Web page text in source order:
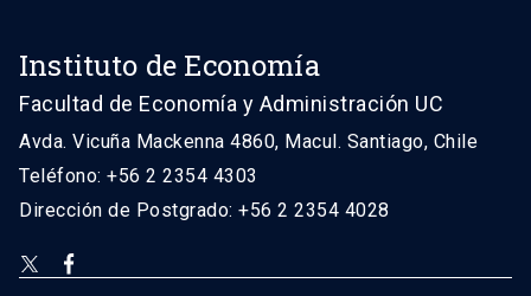
Instituto de Economía
Facultad de Economía y Administración UC
Avda. Vicuña Mackenna 4860, Macul. Santiago, Chile
Teléfono: +56 2 2354 4303
Dirección de Postgrado: +56 2 2354 4028